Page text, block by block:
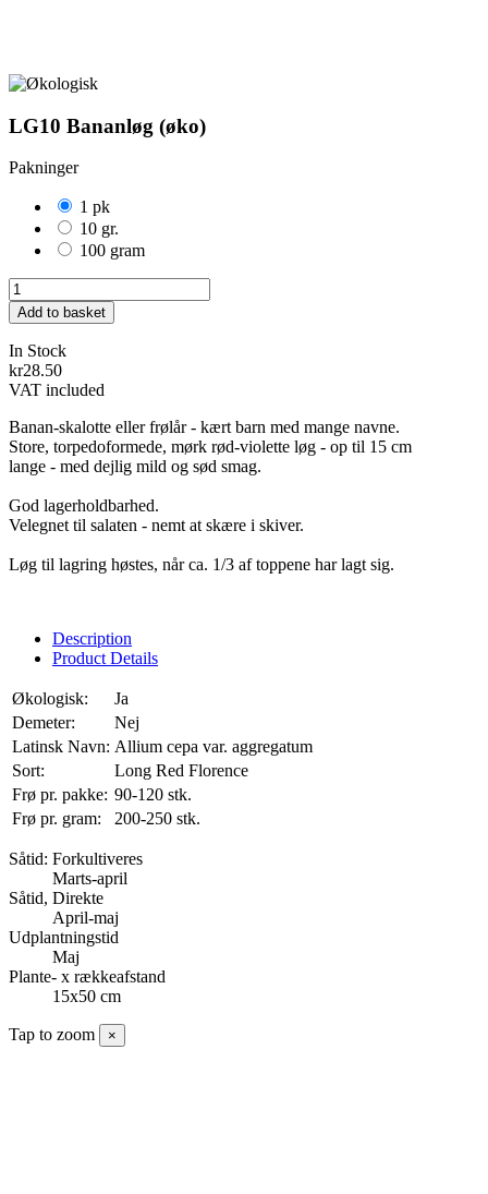
LG10 Bananløg (øko)
Pakninger
1 pk
10 gr.
100 gram
Add to basket
In Stock
kr28.50
VAT included
Banan-skalotte eller frølår - kært barn med mange navne.
Store, torpedoformede, mørk rød-violette løg - op til 15 cm
lange - med dejlig mild og sød smag.
God lagerholdbarhed.
Velegnet til salaten - nemt at skære i skiver.
Løg til lagring høstes, når ca. 1/3 af toppene har lagt sig.
Description
Product Details
Økologisk:
Ja
Demeter:
Nej
Latinsk Navn: Allium cepa var. aggregatum
Sort:
Long Red Florence
Frø pr. pakke: 90-120 stk.
Frø pr. gram:
200-250 stk.
Såtid: Forkultiveres
Marts-april
Såtid, Direkte
April-maj
Udplantningstid
Maj
Plante- x rækkeafstand
15x50 cm
Tap to zoom ×